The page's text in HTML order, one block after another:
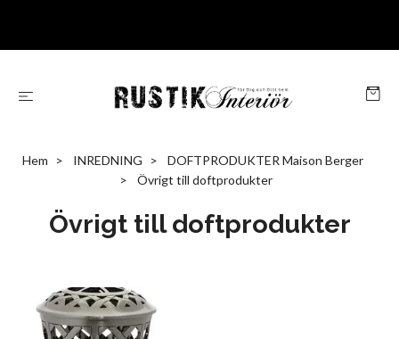
Hem INREDNING
DOFTPRODUKTER Maison Berger
Övrigt till doftprodukter
Övrigt till doftprodukter